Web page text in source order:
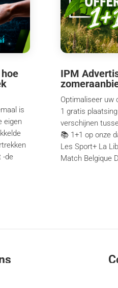
is
eigen
-de
IPM
Optimaliseer uw
1 gratis
verschijnen
📚 1+1 op onze
Les Sport+ La
Match Belgique